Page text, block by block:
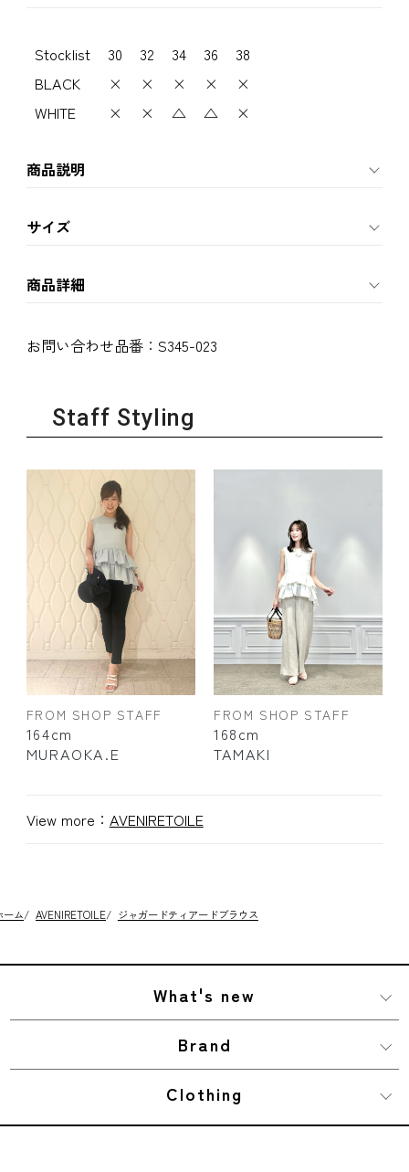
Stocklist 30 32 34 36
38
BLACK
× × × ×
×
WHITE
× × △ △ ×
商品説明
サイズ
商品詳細
お問い合わせ品番： S345-023
Staff Styling
FROM SHOP STAFF
164cm
MURAOKA.E
FROM SHOP STAFF
168cm
TAMAKI
View more： AVENIRETOILE
ーム/ AVENIRETOILE/ ジャガードティアードブラウス
What's new
Brand
Clothing